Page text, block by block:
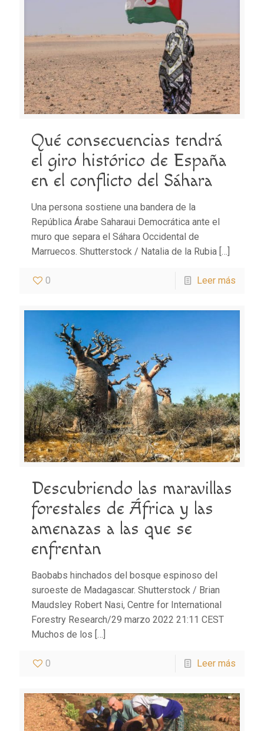
Qué consecuencias tendrá
el giro histórico de España
en el conflicto del Sáhara
Una persona sostiene una bandera de la
República Árabe Saharaui Democrática ante el
muro que separa el Sáhara Occidental de
Marruecos. Shutterstock / Natalia de la Rubia […]
0 Leer más
Descubriendo las maravillas
forestales de África y las
amenazas a las que se
enfrentan
Baobabs hinchados del bosque espinoso del
suroeste de Madagascar. Shutterstock / Brian
Maudsley Robert Nasi, Centre for International
Forestry Research/29 marzo 2022 21:11 CEST
Muchos de los […]
0 Leer más